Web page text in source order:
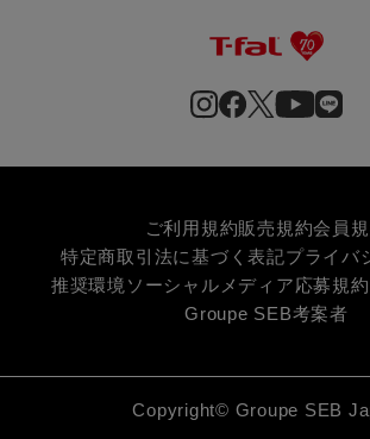
ご利用規約販売規約会員
特定商取引法に基づく表記プライバ
推奨環境 ソーシャルメディア応募規約
Groupe SEB考案者
Copyright© Groupe SEB